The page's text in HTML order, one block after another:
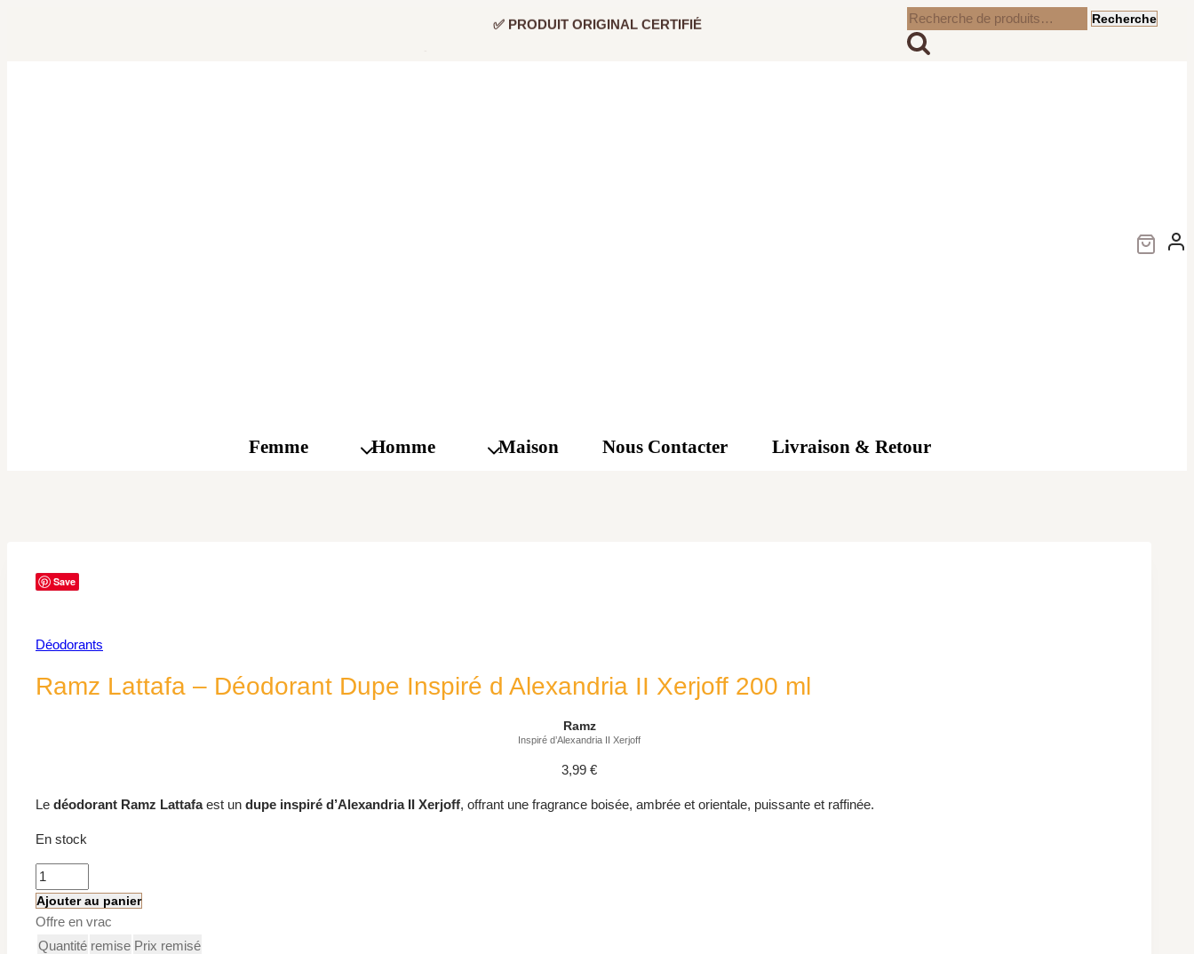
✅ PRODUIT ORIGINAL CERTIFIÉ
Recherche
pour :
Recherche
Femme Homme Maison Nous Contacter Livraison & Retour
Save
Déodorants
Ramz Lattafa – Déodorant Dupe Inspiré d Alexandria II Xerjoff 200 ml
Ramz
Inspiré d’Alexandria II Xerjoff
3,99 €
Le déodorant Ramz Lattafaest un dupe inspiré d’Alexandria II Xerjoff, offrant une fragrance boisée, ambrée et orientale, puissante et raffinée.
En stock
quantité
de
Ramz
Ajouter au panier
Offre en vrac
Quantité remise Prix remisé